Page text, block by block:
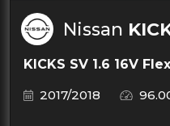
Nissan
KICKS SV 1.6 16V
2017/2018